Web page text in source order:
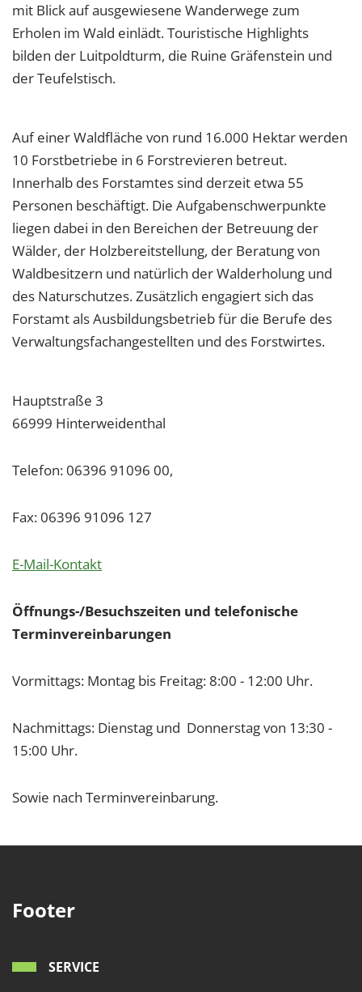
mit Blick auf ausgewiesene Wanderwege zum
Erholen im Wald einlädt. Touristische Highlights
bilden der Luitpoldturm, die Ruine Gräfenstein und
der Teufelstisch.
Auf einer Waldfläche von rund 16.000 Hektar werden
10 Forstbetriebe in 6 Forstrevieren betreut.
Innerhalb des Forstamtes sind derzeit etwa 55
Personen beschäftigt. Die Aufgabenschwerpunkte
liegen dabei in den Bereichen der Betreuung der
Wälder, der Holzbereitstellung, der Beratung von
Waldbesitzern und natürlich der Walderholung und
des Naturschutzes. Zusätzlich engagiert sich das
Forstamt als Ausbildungsbetrieb für die Berufe des
Verwaltungsfachangestellten und des Forstwirtes.
Hauptstraße 3
66999 Hinterweidenthal
Telefon: 06396 91096 00,
Fax: 06396 91096 127
E-Mail-Kontakt
Öffnungs-/Besuchszeiten und telefonische
Terminvereinbarungen
Vormittags: Montag bis Freitag: 8:00 - 12:00 Uhr.
Nachmittags: Dienstag und Donnerstag von 13:30 -
15:00 Uhr.
Sowie nach Terminvereinbarung.
Footer
SERVICE